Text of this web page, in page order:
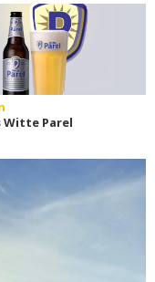
Witte Parel